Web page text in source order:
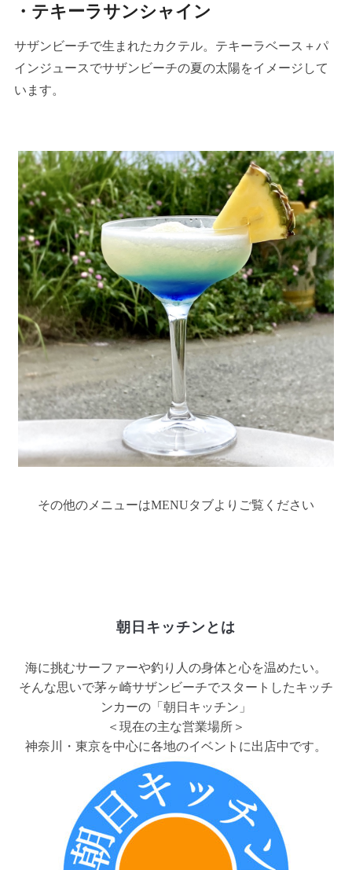
・テキーラサンシャイン
サザンビーチで生まれたカクテル。テキーラベース＋パ
インジュースでサザンビーチの夏の太陽をイメージして
います。
その他のメニューはMENUタブよりご覧ください
朝日キッチンとは
海に挑むサーファーや釣り人の身体と心を温めたい。
そんな思いで茅ヶ崎サザンビーチでスタートしたキッチ
ンカーの「朝日キッチン」
＜現在の主な営業場所＞
神奈川・東京を中心に各地のイベントに出店中です。